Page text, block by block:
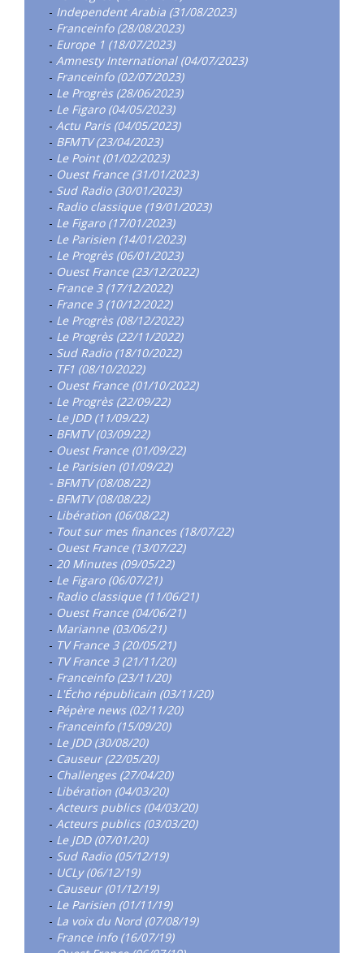
- Independent Arabia (31/08/2023)
- Franceinfo (28/08/2023)
- Europe 1 (18/07/2023)
- Amnesty International (04/07/2023)
- Franceinfo (02/07/2023)
- Le Progrès (28/06/2023)
- Le Figaro (04/05/2023)
- Actu Paris (04/05/2023)
- BFMTV (23/04/2023)
- Le Point (01/02/2023)
- Ouest France (31/01/2023)
- Sud Radio (30/01/2023)
- Radio classique (19/01/2023)
- Le Figaro (17/01/2023)
- Le Parisien (14/01/2023)
- Le Progrès (06/01/2023)
- Ouest France (23/12/2022)
- France 3 (17/12/2022)
- France 3 (10/12/2022)
- Le Progrès (08/12/2022)
- Le Progrès (22/11/2022)
- Sud Radio (18/10/2022)
- TF1 (08/10/2022)
- Ouest France (01/10/2022)
- Le Progrès (22/09/22)
- Le JDD (11/09/22)
- BFMTV (03/09/22)
- Ouest France (01/09/22)
- Le Parisien (01/09/22)
- BFMTV (08/08/22)
- BFMTV (08/08/22)
- Libération (06/08/22)
- Tout sur mes finances (18/07/22)
- Ouest France (13/07/22)
- 20 Minutes (09/05/22)
- Le Figaro (06/07/21)
- Radio classique (11/06/21)
- Ouest France (04/06/21)
- Marianne (03/06/21)
- TV France 3 (20/05/21)
- TV France 3 (21/11/20)
- Franceinfo (23/11/20)
- L'Écho républicain (03/11/20)
- Pépère news (02/11/20)
- Franceinfo (15/09/20)
- Le JDD (30/08/20)
- Causeur (22/05/20)
- Challenges (27/04/20)
- Libération (04/03/20)
- Acteurs publics (04/03/20)
- Acteurs publics (03/03/20)
- Le JDD (07/01/20)
- Sud Radio (05/12/19)
- UCLy (06/12/19)
- Causeur (01/12/19)
- Le Parisien (01/11/19)
- La voix du Nord (07/08/19)
- France info (16/07/19)